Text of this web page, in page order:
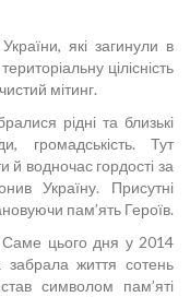
які загинули в
цілісність
мітинг.
рідні та близькі
громадськість. Тут
водночас гордості за
Україну. Присутні
пам’ять Героїв.
цього дня у 2014
забрала життя сотень
символом пам’яті